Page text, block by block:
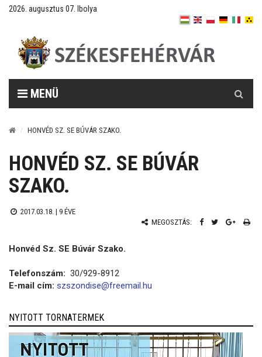
2026. augusztus 07. Ibolya
MENÜ
HONVÉD SZ. SE BÚVÁR SZAKO.
HONVÉD SZ. SE BÚVÁR
SZAKO.
2017.03.18. | 9 ÉVE
MEGOSZTÁS:
Honvéd Sz. SE Búvár Szako.
Telefonszám: 30/929-8912
E-mail cím: szszondise@freemail.hu
NYITOTT TORNATERMEK